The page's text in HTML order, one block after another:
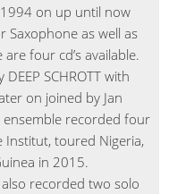
on up until now
Saxophone as well as
four cd’s available.
SCHROTT with
on joined by Jan
recorded four
Institut, toured Nigeria,
in 2015.
recorded two solo